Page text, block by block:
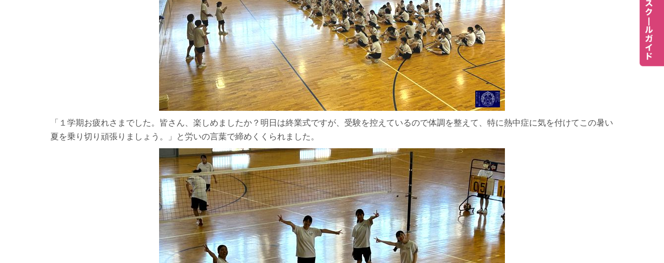
「１学期お疲れさまでした。皆さん、楽しめましたか？明日は終業式ですが、受験を控えているので体調を整えて、特に熱中症に気を付けてこの暑い
夏を乗り切り頑張りましょう。」と労いの言葉で締めくくられました。